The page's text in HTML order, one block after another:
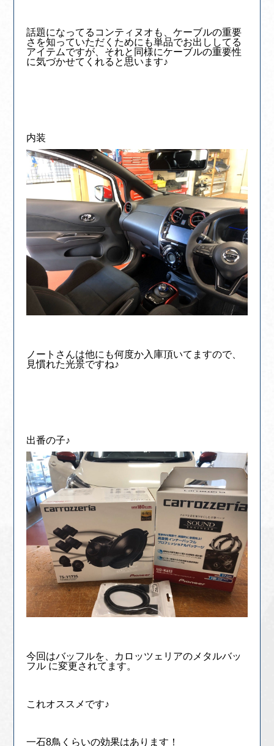
話題になってるコンティヌオも、ケーブルの重要
さを知っていただくためにも単品でお出ししてる
アイテムですが、それと同様にケーブルの重要性
に気づかせてくれると思います♪
内装
ノートさんは他にも何度か入庫頂いてますので、
見慣れた光景ですね♪
出番の子♪
今回はバッフルを、カロッツェリアのメタルバッ
フル に変更されてます。
これオススメです♪
一石8鳥くらいの効果はあります！